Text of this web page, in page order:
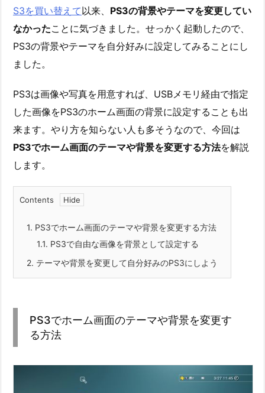
S3を買い替えて以来、 PS3の背景やテーマを変更してい
なかったことに気づきました。せっかく起動したので、
PS3の背景やテーマを自分好みに設定してみることにし
ました。
PS3は画像や写真を用意すれば、USBメモリ経由で指定
した画像をPS3のホーム画面の背景に設定することも出
来ます。やり方を知らない人も多そうなので、今回は
PS3でホーム画面のテーマや背景を変更する方法を解説
します。
Contents
1. PS3でホーム画面のテーマや背景を変更する方法
1.1. PS3で自由な画像を背景として設定する
2. テーマや背景を変更して自分好みのPS3にしよう
PS3でホーム画面のテーマや背景を変更す
る方法